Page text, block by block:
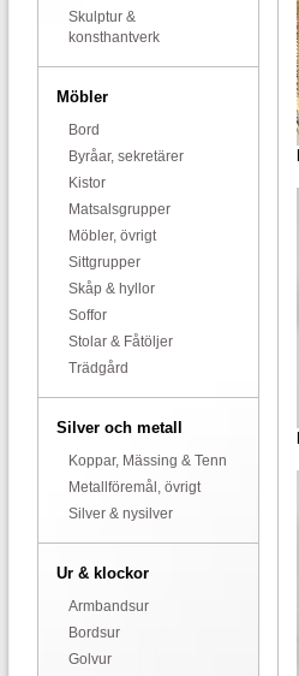
Skulptur &
konsthantverk
Möbler
Bord
Byråar, sekretärer
Kistor
Matsalsgrupper
Möbler, övrigt
Sittgrupper
Skåp & hyllor
Soffor
Stolar & Fåtöljer
Trädgård
Silver och metall
Koppar, Mässing & Tenn
Metallföremål, övrigt
Silver & nysilver
Ur & klockor
Armbandsur
Bordsur
Golvur